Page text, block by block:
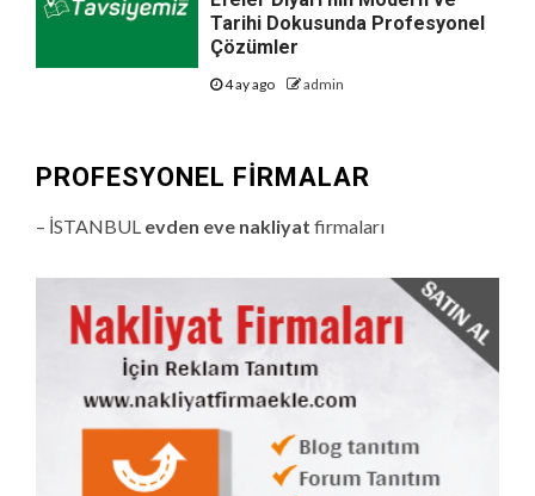
Tarihi Dokusunda Profesyonel
Çözümler
4 ay ago admin
PROFESYONEL FIRMALAR
– İSTANBUL evden eve nakliyat firmaları